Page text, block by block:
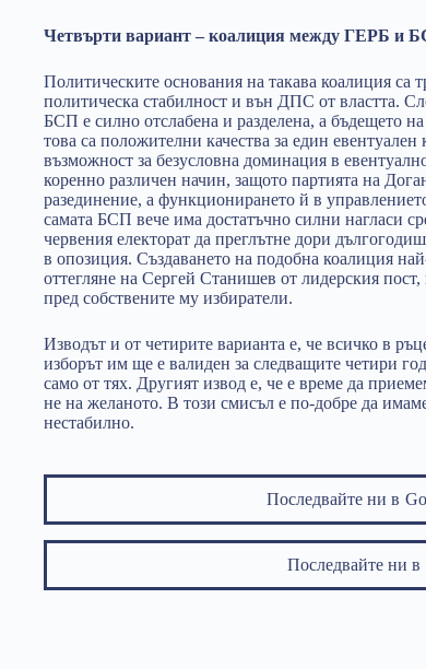
Четвърти вариант – коалиция между ГЕРБ и
Политическите основания на такава коалиция са
политическа стабилност и вън ДПС от властта.
БСП е силно отслабена и разделена, а бъдещето
това са положителни качества за един
възможност за безусловна доминация в
коренно различен начин, защото партията на
разединение, а функционирането й в
самата БСП вече има достатъчно силни нагласи
червения електорат да преглътне дори
в опозиция. Създаването на подобна коалиция
оттегляне на Сергей Станишев от лидерския
пред собствените му избиратели.
Изводът и от четирите варианта е, че всичко в
изборът им ще е валиден за следващите четири
само от тях. Другият извод е, че е време да
не на желаното. В този смисъл е по-добре да
нестабилно.
Последвайте ни в
Последвайте ни в